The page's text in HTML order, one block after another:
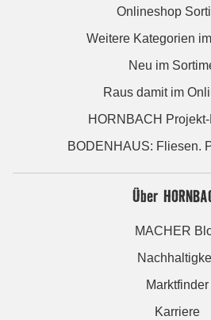
Onlineshop
Weitere Kategorien
Neu im
Raus damit im
HORNBACH
BODENHAUS: Fliesen.
Über
MACHER
Marktfinder
Karriere